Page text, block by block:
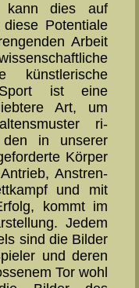
kann dies auf
Po­ten­tiale
Arbeit
Sport ist eine
Art, um
ri­
den in unserer
Körper
Anstren­
und mit
kommt im
Jedem
sind die Bilder
und deren
Tor wohl